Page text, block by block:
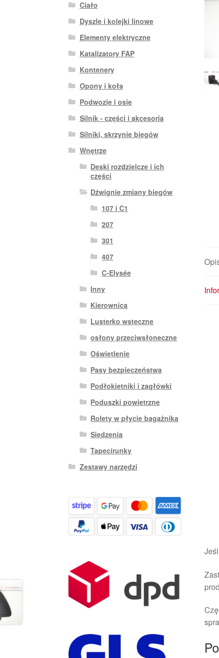
Ciało
Dyszle i kolejki linowe
Elementy elektryczne
Katalizatory FAP
Kontenery
Opony i koła
Podwozie i osie
Silnik - części i akcesoria
Silniki, skrzynie biegów
Wnętrze
Deski rozdzielcze i ich
części
Dźwignie zmiany biegów
107 i C1
207
301
407
C-Elysée
Inny
Kierownica
Lusterko wsteczne
osłony przeciwsłoneczne
Oświetlenie
Pasy bezpieczeństwa
Podłokietniki i zagłówki
Poduszki powietrzne
Rolety w płycie bagażnika
Siedzenia
Tapecírunky
Zestawy narzędzi